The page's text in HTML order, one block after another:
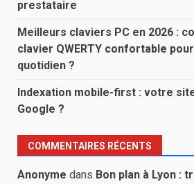
prestataire
Meilleurs claviers PC en 2026 :
clavier QWERTY confortable
quotidien ?
Indexation mobile-first : votre
Google ?
COMMENTAIRES RÉCENTS
Anonyme dans Bon plan à Lyon :